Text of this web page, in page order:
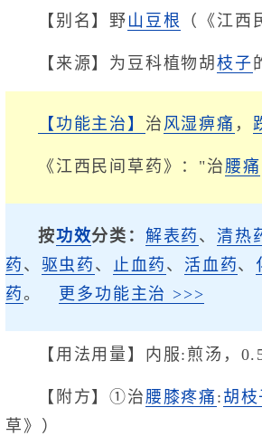
【别名】野 山豆根 （《江西
【来源】为豆科植物胡枝子
【功能主治】 治 风湿痹痛 ，
《江西民间草药》："治腰痛
按功效分类： 解表药 、清热
药 、 驱虫药 、 止血药 、 活血药、
药。 更多功能主治 >>>
【用法用量】内服:煎汤，
【附方】①治腰膝疼痛 : 胡枝
草》）